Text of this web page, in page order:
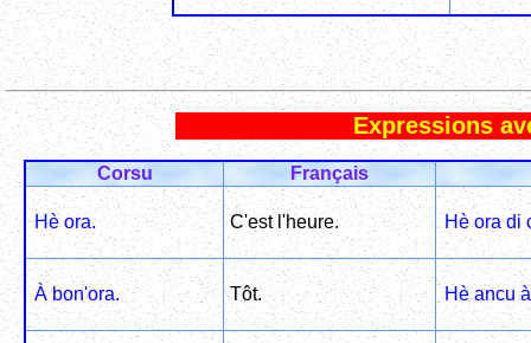
Expressions
Corsu Français
Hè ora. C'est l'heure. Hè ora di
À bon'ora. Tôt. Hè ancu